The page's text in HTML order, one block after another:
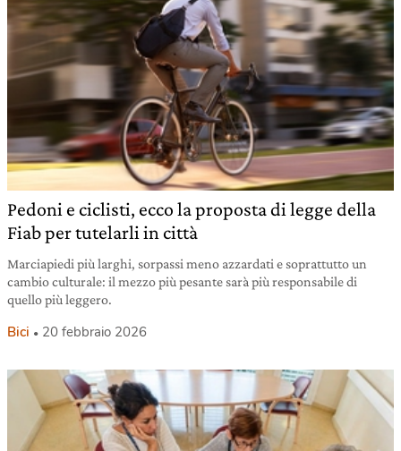
Pedoni e ciclisti, ecco la proposta di legge della
Fiab per tutelarli in città
Marciapiedi più larghi, sorpassi meno azzardati e soprattutto un
cambio culturale: il mezzo più pesante sarà più responsabile di
quello più leggero.
Bici 20 febbraio 2026